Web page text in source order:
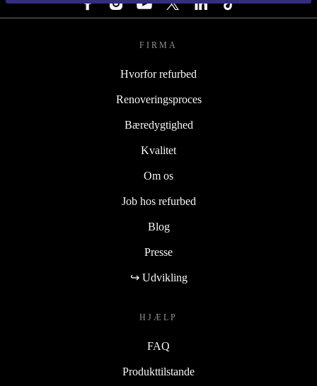
FIRMA
Hvorfor refurbed
Renoveringsproces
Bæredygtighed
Kvalitet
Om os
Job hos refurbed
Blog
Presse
↪ Udvikling
HJÆLP
FAQ
Produkttilstande